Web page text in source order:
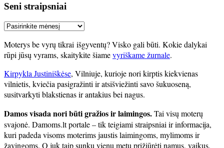
Seni straipsniai
Seni
Moterys be vyrų tikrai išgyventų? Visko gali būti. Kokie dalykai
rūpi jūsų vyrams, skaitykite šiamevyriškame žurnale.
Kirpykla Justiniškėse, Vilniuje, kurioje nori kirptis kiekvienas
vilnietis, kviečia pasigražinti ir atsišviežinti savo šukuoseną,
susitvarkyti blakstienas ir antakius bei nagus.
Damos visada nori būti gražios ir laimingos.Tai visų moterų
svajonė. Damoms.lt portale – tik teigiami straipsniai ir informacija,
kuri padeda visoms moterims jaustis laimingoms, mylimoms ir
žavingoms. O juk taip sunku vienu metu prižiūrėti namus, vaikus,